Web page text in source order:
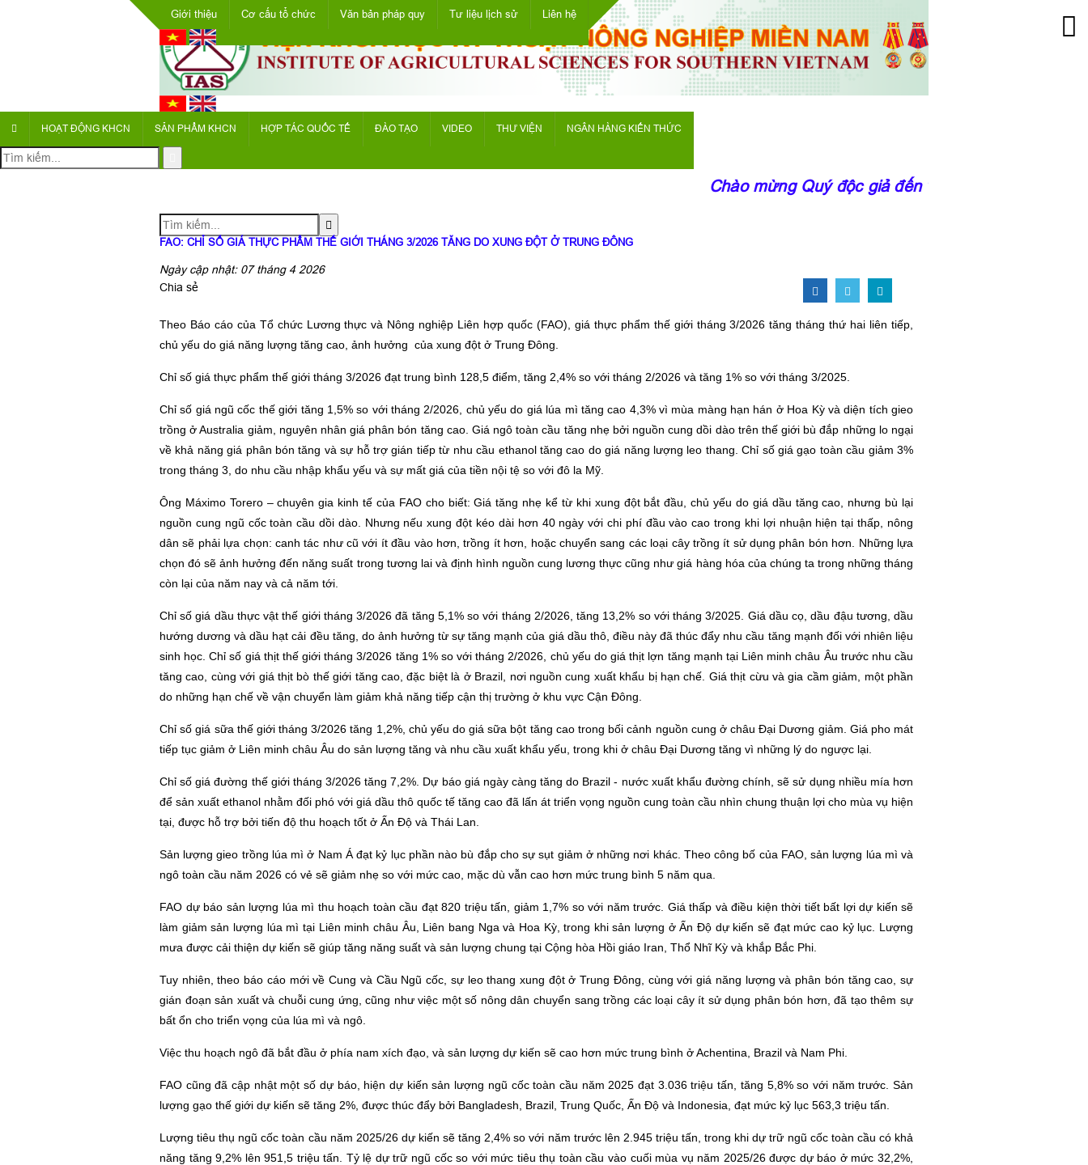
Giới thiệu Cơ cấu tổ chức Văn bản pháp quy Tư liệu lịch sử Liên hệ
HOẠT ĐỘNG KHCN SẢN PHẨM KHCN HỢP TÁC QUỐC TẾ ĐÀO TẠO VIDEO THƯ VIỆN NGÂN HÀNG KIẾN THỨC
Chào mừng Quý độc giả đến với trang thông tin
FAO: CHỈ SỐ GIÁ THỰC PHẨM THẾ GIỚI THÁNG 3/2026 TĂNG DO XUNG ĐỘT Ở TRUNG ĐÔNG
Ngày cập nhật: 07 tháng 4 2026
Chia sẻ
Theo Báo cáo của Tổ chức Lương thực và Nông nghiệp Liên hợp quốc (FAO), giá thực phẩm thế giới tháng 3/2026 tăng tháng thứ hai liên tiếp,
chủ yếu do giá năng lượng tăng cao, ảnh hưởng của xung đột ở Trung Đông.
Chỉ số giá thực phẩm thế giới tháng 3/2026 đạt trung bình 128,5 điểm, tăng 2,4% so với tháng 2/2026 và tăng 1% so với tháng 3/2025.
Chỉ số giá ngũ cốc thế giới tăng 1,5% so với tháng 2/2026, chủ yếu do giá lúa mì tăng cao 4,3% vì mùa màng hạn hán ở Hoa Kỳ và diện tích gieo
trồng ở Australia giảm, nguyên nhân giá phân bón tăng cao. Giá ngô toàn cầu tăng nhẹ bởi nguồn cung dồi dào trên thế giới bù đắp những lo ngại
về khả năng giá phân bón tăng và sự hỗ trợ gián tiếp từ nhu cầu ethanol tăng cao do giá năng lượng leo thang. Chỉ số giá gạo toàn cầu giảm 3%
trong tháng 3, do nhu cầu nhập khẩu yếu và sự mất giá của tiền nội tệ so với đô la Mỹ.
Ông Máximo Torero – chuyên gia kinh tế của FAO cho biết: Giá tăng nhẹ kể từ khi xung đột bắt đầu, chủ yếu do giá dầu tăng cao, nhưng bù lại
nguồn cung ngũ cốc toàn cầu dồi dào. Nhưng nếu xung đột kéo dài hơn 40 ngày với chi phí đầu vào cao trong khi lợi nhuận hiện tại thấp, nông
dân sẽ phải lựa chọn: canh tác như cũ với ít đầu vào hơn, trồng ít hơn, hoặc chuyển sang các loại cây trồng ít sử dụng phân bón hơn. Những lựa
chọn đó sẽ ảnh hưởng đến năng suất trong tương lai và định hình nguồn cung lương thực cũng như giá hàng hóa của chúng ta trong những tháng
còn lại của năm nay và cả năm tới.
Chỉ số giá dầu thực vật thế giới tháng 3/2026 đã tăng 5,1% so với tháng 2/2026, tăng 13,2% so với tháng 3/2025. Giá dầu cọ, dầu đậu tương, dầu
hướng dương và dầu hạt cải đều tăng, do ảnh hưởng từ sự tăng mạnh của giá dầu thô, điều này đã thúc đẩy nhu cầu tăng mạnh đối với nhiên liệu
sinh học. Chỉ số giá thịt thế giới tháng 3/2026 tăng 1% so với tháng 2/2026, chủ yếu do giá thịt lợn tăng mạnh tại Liên minh châu Âu trước nhu cầu
tăng cao, cùng với giá thịt bò thế giới tăng cao, đặc biệt là ở Brazil, nơi nguồn cung xuất khẩu bị hạn chế. Giá thịt cừu và gia cầm giảm, một phần
do những hạn chế về vận chuyển làm giảm khả năng tiếp cận thị trường ở khu vực Cận Đông.
Chỉ số giá sữa thế giới tháng 3/2026 tăng 1,2%, chủ yếu do giá sữa bột tăng cao trong bối cảnh nguồn cung ở châu Đại Dương giảm. Giá pho mát
tiếp tục giảm ở Liên minh châu Âu do sản lượng tăng và nhu cầu xuất khẩu yếu, trong khi ở châu Đại Dương tăng vì những lý do ngược lại.
Chỉ số giá đường thế giới tháng 3/2026 tăng 7,2%. Dự báo giá ngày càng tăng do Brazil - nước xuất khẩu đường chính, sẽ sử dụng nhiều mía hơn
để sản xuất ethanol nhằm đối phó với giá dầu thô quốc tế tăng cao đã lấn át triển vọng nguồn cung toàn cầu nhìn chung thuận lợi cho mùa vụ hiện
tại, được hỗ trợ bởi tiến độ thu hoạch tốt ở Ấn Độ và Thái Lan.
Sản lượng gieo trồng lúa mì ở Nam Á đạt kỷ lục phần nào bù đắp cho sự sụt giảm ở những nơi khác. Theo công bố của FAO, sản lượng lúa mì và
ngô toàn cầu năm 2026 có vẻ sẽ giảm nhẹ so với mức cao, mặc dù vẫn cao hơn mức trung bình 5 năm qua.
FAO dự báo sản lượng lúa mì thu hoạch toàn cầu đạt 820 triệu tấn, giảm 1,7% so với năm trước. Giá thấp và điều kiện thời tiết bất lợi dự kiến sẽ
làm giảm sản lượng lúa mì tại Liên minh châu Âu, Liên bang Nga và Hoa Kỳ, trong khi sản lượng ở Ấn Độ dự kiến sẽ đạt mức cao kỷ lục. Lượng
mưa được cải thiện dự kiến sẽ giúp tăng năng suất và sản lượng chung tại Cộng hòa Hồi giáo Iran, Thổ Nhĩ Kỳ và khắp Bắc Phi.
Tuy nhiên, theo báo cáo mới về Cung và Cầu Ngũ cốc, sự leo thang xung đột ở Trung Đông, cùng với giá năng lượng và phân bón tăng cao, sự
gián đoạn sản xuất và chuỗi cung ứng, cũng như việc một số nông dân chuyển sang trồng các loại cây ít sử dụng phân bón hơn, đã tạo thêm sự
bất ổn cho triển vọng của lúa mì và ngô.
Việc thu hoạch ngô đã bắt đầu ở phía nam xích đạo, và sản lượng dự kiến sẽ cao hơn mức trung bình ở Achentina, Brazil và Nam Phi.
FAO cũng đã cập nhật một số dự báo, hiện dự kiến sản lượng ngũ cốc toàn cầu năm 2025 đạt 3.036 triệu tấn, tăng 5,8% so với năm trước. Sản
lượng gạo thế giới dự kiến sẽ tăng 2%, được thúc đẩy bởi Bangladesh, Brazil, Trung Quốc, Ấn Độ và Indonesia, đạt mức kỷ lục 563,3 triệu tấn.
Lượng tiêu thụ ngũ cốc toàn cầu năm 2025/26 dự kiến sẽ tăng 2,4% so với năm trước lên 2.945 triệu tấn, trong khi dự trữ ngũ cốc toàn cầu có khả
năng tăng 9,2% lên 951,5 triệu tấn. Tỷ lệ dự trữ ngũ cốc so với mức tiêu thụ toàn cầu vào cuối mùa vụ năm 2025/26 được dự báo ở mức 32,2%,